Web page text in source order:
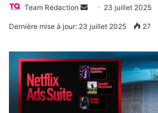
Team Rédaction
Envoyer23 juillet 2025
Dernière mise à jour: 23 juillet 2025 27